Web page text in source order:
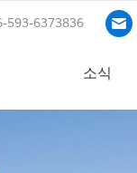
593-6373836
소식